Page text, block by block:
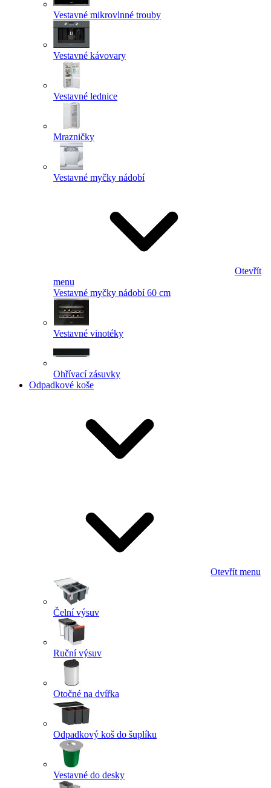
Vestavné mikrovlnné trouby
Vestavné kávovary
Vestavné lednice
Mrazničky
Vestavné myčky nádobí
Otevřít
menu
Vestavné myčky nádobí 60 cm
Vestavné vinotéky
Ohřívací zásuvky
Odpadkové koše
Otevřít menu
Čelní výsuv
Ruční výsuv
Otočné na dvířka
Odpadkový koš do šuplíku
Vestavné do desky